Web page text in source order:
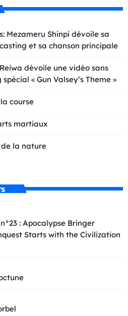
Mezameru Shinpi dévoile sa
et sa chanson principale
dévoile une vidéo sans
« Gun Valsey’s Theme »
course
martiaux
de la nature
: Apocalypse Bringer
Starts with the Civilization